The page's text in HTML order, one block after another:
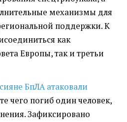
механизмы для
поддержки. К
как
Европы, так и третьи
БпЛА атаковали
чего погиб один человек,
Зафиксировано